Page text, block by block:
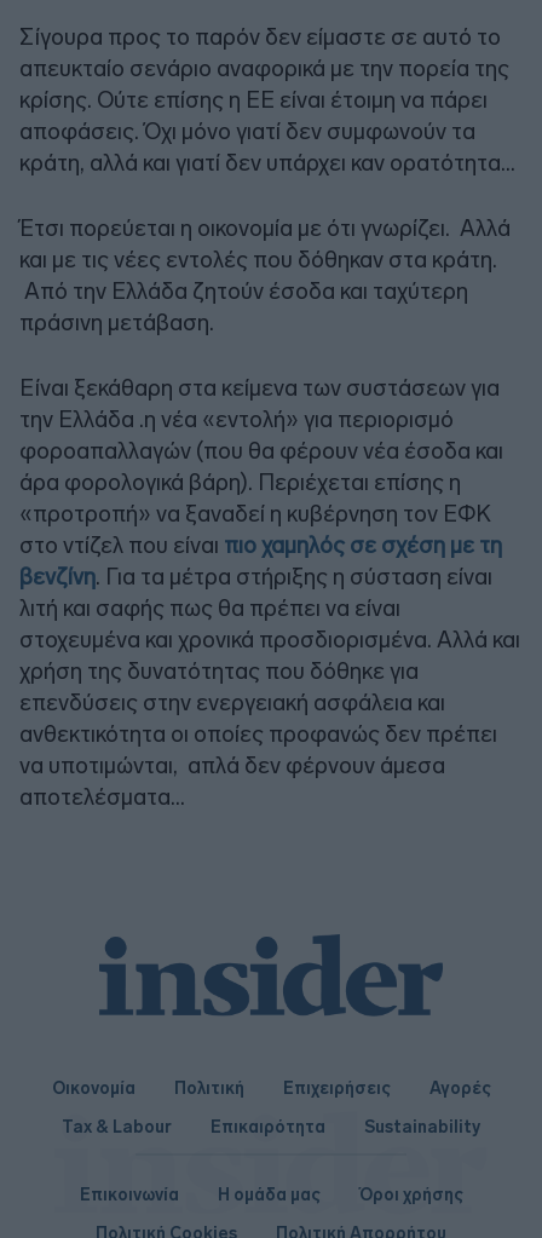
Σίγουρα προς το παρόν δεν είμαστε σε αυτό το
απευκταίο σενάριο αναφορικά με την πορεία της
κρίσης. Ούτε επίσης η ΕΕ είναι έτοιμη να πάρει
αποφάσεις. Όχι μόνο γιατί δεν συμφωνούν τα
κράτη, αλλά και γιατί δεν υπάρχει καν ορατότητα…
Έτσι πορεύεται η οικονομία με ότι γνωρίζει. Αλλά
και με τις νέες εντολές που δόθηκαν στα κράτη.
Από την Ελλάδα ζητούν έσοδα και ταχύτερη
πράσινη μετάβαση.
Είναι ξεκάθαρη στα κείμενα των συστάσεων για
την Ελλάδα .η νέα «εντολή» για περιορισμό
φοροαπαλλαγών (που θα φέρουν νέα έσοδα και
άρα φορολογικά βάρη). Περιέχεται επίσης η
«προτροπή» να ξαναδεί η κυβέρνηση τον ΕΦΚ
στο ντίζελ που είναι πιο χαμηλός σε σχέση με τη
βενζίνη. Για τα μέτρα στήριξης η σύσταση είναι
λιτή και σαφής πως θα πρέπει να είναι
στοχευμένα και χρονικά προσδιορισμένα. Αλλά και
χρήση της δυνατότητας που δόθηκε για
επενδύσεις στην ενεργειακή ασφάλεια και
ανθεκτικότητα οι οποίες προφανώς δεν πρέπει
να υποτιμώνται, απλά δεν φέρνουν άμεσα
αποτελέσματα...
Οικονομία Πολιτική Επιχειρήσεις
Αγορές
Tax & Labour
Επικαιρότητα Sustainability
Επικοινωνία Η ομάδα μας
Όροι χρήσης